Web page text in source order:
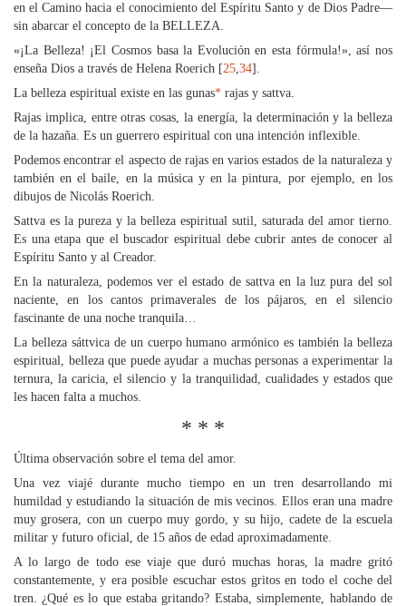
en el Camino hacia el conocimiento del Espíritu Santo y de Dios Padre—
sin abarcar el concepto de la BELLEZA.
«¡La Belleza! ¡El Cosmos basa la Evolución en esta fórmula!», así nos
enseña Dios a través de Helena Roerich [25,34].
La belleza espiritual existe en las gunas* rajas y sattva.
Rajas implica, entre otras cosas, la energía, la determinación y la belleza
de la hazaña. Es un guerrero espiritual con una intención inflexible.
Podemos encontrar el aspecto de rajas en varios estados de la naturaleza y
también en el baile, en la música y en la pintura, por ejemplo, en los
dibujos de Nicolás Roerich.
Sattva es la pureza y la belleza espiritual sutil, saturada del amor tierno.
Es una etapa que el buscador espiritual debe cubrir antes de conocer al
Espíritu Santo y al Creador.
En la naturaleza, podemos ver el estado de sattva en la luz pura del sol
naciente, en los cantos primaverales de los pájaros, en el silencio
fascinante de una noche tranquila…
La belleza sáttvica de un cuerpo humano armónico es también la belleza
espiritual, belleza que puede ayudar a muchas personas a experimentar la
ternura, la caricia, el silencio y la tranquilidad, cualidades y estados que
les hacen falta a muchos.
* * *
Última observación sobre el tema del amor.
Una vez viajé durante mucho tiempo en un tren desarrollando mi
humildad y estudiando la situación de mis vecinos. Ellos eran una madre
muy grosera, con un cuerpo muy gordo, y su hijo, cadete de la escuela
militar y futuro oficial, de 15 años de edad aproximadamente.
A lo largo de todo ese viaje que duró muchas horas, la madre gritó
constantemente, y era posible escuchar estos gritos en todo el coche del
tren. ¿Qué es lo que estaba gritando? Estaba, simplemente, hablando de